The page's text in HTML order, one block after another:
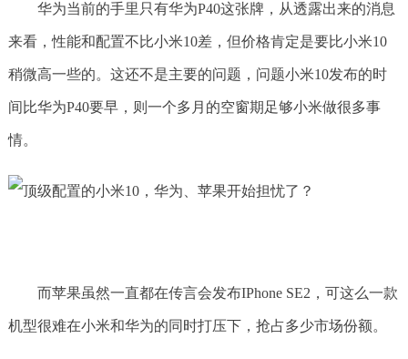
华为当前的手里只有华为P40这张牌，从透露出来的消息
来看，性能和配置不比小米10差，但价格肯定是要比小米10
稍微高一些的。这还不是主要的问题，问题小米10发布的时
间比华为P40要早，则一个多月的空窗期足够小米做很多事
情。
而苹果虽然一直都在传言会发布IPhone SE2，可这么一款
机型很难在小米和华为的同时打压下，抢占多少市场份额。